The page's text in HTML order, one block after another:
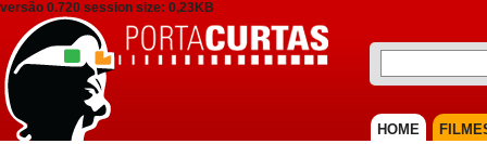
versão 0.720 session size: 0,23KB
HOME